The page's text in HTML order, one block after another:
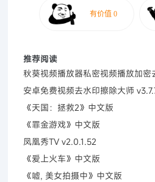
推荐阅读
秋葵视频播放器私密视频播放加密
安卓免费视频去水印擦除大师
《天国：拯救2》中文版
《罪金游戏》中文版
凤凰秀TV v2.0.1.52
《爱上火车》中文版
《嘘, 美女拍摄中》中文版